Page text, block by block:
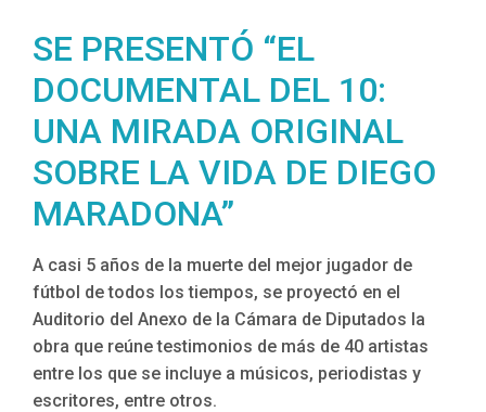
SE PRESENTÓ “EL
DOCUMENTAL DEL 10:
UNA MIRADA ORIGINAL
SOBRE LA VIDA DE DIEGO
MARADONA”
A casi 5 años de la muerte del mejor jugador de
fútbol de todos los tiempos, se proyectó en el
Auditorio del Anexo de la Cámara de Diputados la
obra que reúne testimonios de más de 40 artistas
entre los que se incluye a músicos, periodistas y
escritores, entre otros.